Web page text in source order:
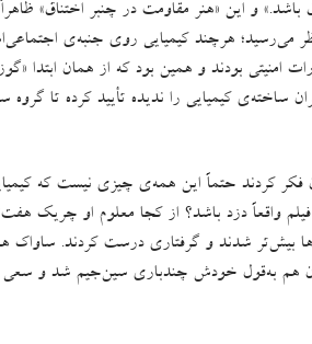
باشد.»و این «هنر مقاومت در چنبر اختناق»
می‌رسید؛ هرچند کیمیایی روی جنبه‌ی
امنیتی بودند و همین بود که از همان ابتدا «
ساخته‌ی کیمیایی را ندیده تأیید کرده تا گروه
کردند حتماً این همه‌ی چیزی نیست که
واقعاً دزد باشد؟ از کجا معلوم او چریک
بیش‌تر شدند و گرفتاری درست کردند. ساواک
هم به‌قول خودش چندباری سین‌جیم شد و